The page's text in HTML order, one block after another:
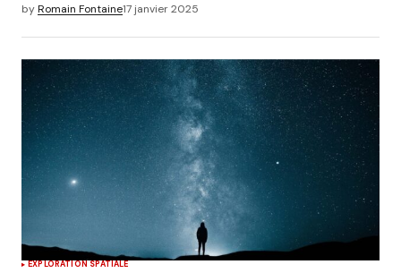
byRomain Fontaine17 janvier 2025
EXPLORATION SPATIALE